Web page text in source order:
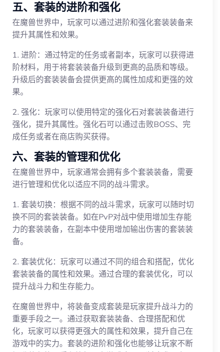
五、套装的进阶和强化
在魔兽世界中，玩家可以通过进阶和强化套装装备来
提升其属性和效果。
1. 进阶：通过特定的任务或者副本，玩家可以获得进
阶材料，用于将套装装备升级到更高的品质和等级。
升级后的套装装备会提供更高的属性加成和更强的效
果。
2. 强化：玩家可以使用特定的强化石对套装装备进行
强化，提升其属性。强化石可以通过击败BOSS、完
成任务或者在商店购买获得。
六、套装的管理和优化
在魔兽世界中，玩家通常会拥有多个套装装备，需要
进行管理和优化以适应不同的战斗需求。
1. 套装切换：根据不同的战斗需求，玩家可以随时切
换不同的套装装备。如在PvP对战中使用增加生存能
力的套装装备，在副本中使用增加输出伤害的套装装
备。
2. 套装优化：玩家可以通过不同的组合和搭配，优化
套装装备的属性和效果。通过合理的套装优化，可以
提升战斗力和生存能力。
在魔兽世界中，将装备变成套装是玩家提升战斗力的
重要手段之一。通过获取套装装备、合理搭配和优
化，玩家可以获得更强大的属性和效果，提升自己在
游戏中的实力。套装的进阶和强化也能够让玩家不断